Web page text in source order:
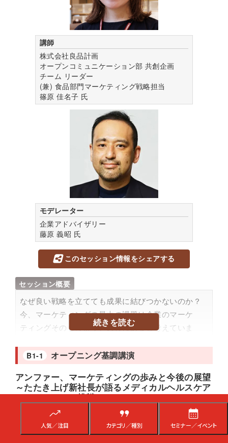
人気／注目 カテゴリ／種別 セミナー／イベント
講師
株式会社良品計画
オープンコミュニケーション部 共創企画
チーム リーダー
(兼) 食品部門マーケティング戦略担当
篠原 佳名子 氏
モデレーター
企業アドバイザリー
藤原 義昭 氏
このセッション情報をシェアする
セッション概要
なぜ良い戦略を立てても成果に結びつかないのか？
今、マーケティングの最大の課題は企業のマーケ
ティングそのものより、実行にあると考えていま
していきます。本来ゴール達成のための組織にもか
かわらず、その複雑化が足枷になってしまうことも
少なくありません。無印良品の横連携を参考に成功
へのヒントをマーケティング担当だけでなく、店舗
担当、商品担当も交えながら紐解いていきます。
プロフィール
続きを読む
B1-1 オープニング基調講演
アンファー、マーケティングの歩みと今後の展望
～たたき上げ新社長が語るメディカルヘルスケア
カンパニーへの挑戦～